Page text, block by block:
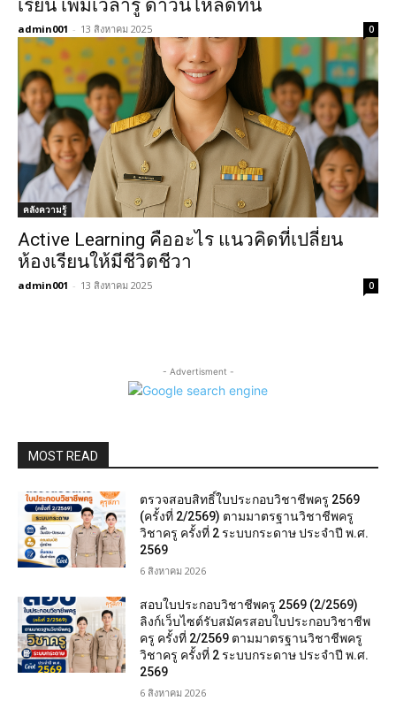
เรียน เพิ่มเวลารู้ ดาวน์โหลดที่นี่
admin001 - 13 สิงหาคม 2025 0
คลังความรู้
Active Learning คืออะไร แนวคิดที่เปลี่ยน
ห้องเรียนให้มีชีวิตชีวา
admin001 - 13 สิงหาคม 2025 0
- Advertisment -
MOST READ
ตรวจสอบสิทธิ์ใบประกอบวิชาชีพครู 2569
(ครั้งที่ 2/2569) ตามมาตรฐานวิชาชีพครู
วิชาครู ครั้งที่ 2 ระบบกระดาษ ประจำปี พ.ศ.
2569
6 สิงหาคม 2026
สอบใบประกอบวิชาชีพครู 2569 (2/2569)
ลิงก์เว็บไซต์รับสมัครสอบใบประกอบวิชาชีพ
ครู ครั้งที่ 2/2569 ตามมาตรฐานวิชาชีพครู
วิชาครู ครั้งที่ 2 ระบบกระดาษ ประจำปี พ.ศ.
2569
6 สิงหาคม 2026